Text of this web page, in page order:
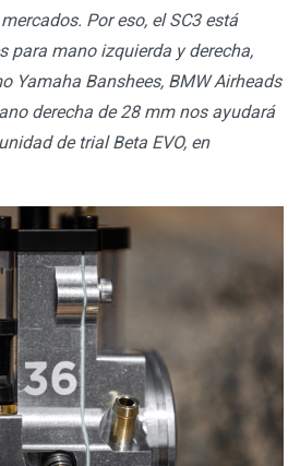
Por eso, el SC3 está
para mano izquierda y derecha,
Yamaha Banshees, BMW Airheads
derecha de 28 mm nos ayudará
de trial Beta EVO, en